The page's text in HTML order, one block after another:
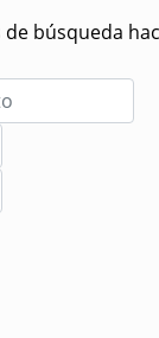
búsqueda